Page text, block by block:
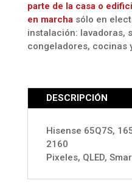
parte de la casa o
en marchasólo en
instalación: lavadoras,
congeladores, cocinas
DESCRIPCIÓN
Hisense 65Q7S,
2160
Pixeles, QLED,